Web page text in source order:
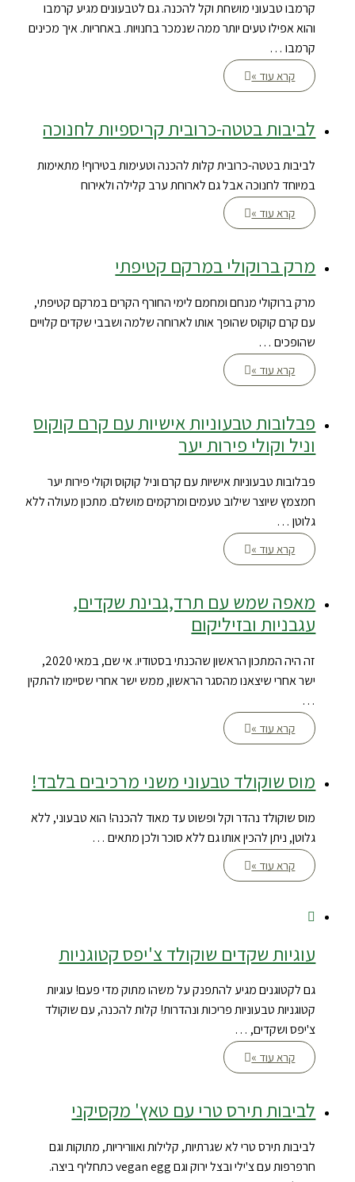
קרמבו טבעוני מושחת וקל להכנה. גם לטבעונים מגיע קרמבו
והוא אפילו טעים יותר ממה שנמכר בחנויות. באחריות. איך מכינים
קרמבו …
קרא עוד »
לביבות בטטה-כרובית קריספיות לחנוכה
לביבות בטטה-כרובית קלות להכנה וטעימות בטירוף! מתאימות
במיוחד לחנוכה אבל גם לארוחת ערב קלילה ולאירוח
קרא עוד »
מרק ברוקולי במרקם קטיפתי
מרק ברוקולי מנחם ומחמם לימי החורף הקרים במרקם קטיפתי,
עם קרם קוקוס שהופך אותו לארוחה שלמה ושבבי שקדים קלויים
שהופכים …
קרא עוד »
פבלובות טבעוניות אישיות עם קרם קוקוס
וניל וקולי פירות יער
פבלובות טבעוניות אישיות עם קרם וניל קוקוס וקולי פירות יער
חמצמץ שיוצר שילוב טעמים ומרקמים מושלם. מתכון מעולה ללא
גלוטן …
קרא עוד »
מאפה שמש עם תרד,גבינת שקדים,
עגבניות ובזיליקום
זה היה המתכון הראשון שהכנתי בסטודיו. אי שם, במאי 2020,
ישר אחרי שיצאנו מהסגר הראשון, ממש ישר אחרי שסיימו להתקין
…
קרא עוד »
מוס שוקולד טבעוני משני מרכיבים בלבד!
מוס שוקולד נהדר וקל ופשוט עד מאוד להכנה! הוא טבעוני, ללא
גלוטן, ניתן להכין אותו גם ללא סוכר ולכן מתאים …
קרא עוד »
עוגיות שקדים שוקולד צ'יפס קטוגניות
גם לקטוגנים מגיע להתפנק על משהו מתוק מדי פעם! עוגיות
קטוגניות טבעוניות פריכות ונהדרות! קלות להכנה, עם שוקולד
צ'יפס ושקדים, …
קרא עוד »
לביבות תירס טרי עם טאץ' מקסיקני
לביבות תירס טרי לא שגרתיות, קלילות ואווריריות, מתוקות וגם
חרפרפות עם צ'ילי ובצל ירוק וגם vegan egg כתחליף ביצה.